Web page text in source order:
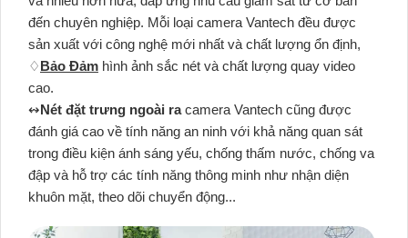
đến chuyên nghiệp. Mỗi loại camera Vantech đều được
sản xuất với công nghệ mới nhất và chất lượng ổn định,
♢Bảo Đảm hình ảnh sắc nét và chất lượng quay video
cao.
↭Nét đặt trưng ngoài racamera Vantech cũng được
đánh giá cao về tính năng an ninh với khả năng quan sát
trong điều kiện ánh sáng yếu, chống thấm nước, chống va
đập và hỗ trợ các tính năng thông minh như nhận diện
khuôn mặt, theo dõi chuyển động...